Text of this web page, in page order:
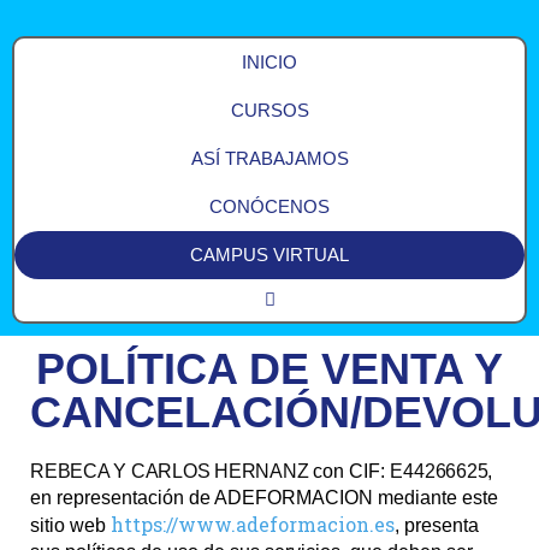
INICIO
CURSOS
ASÍ TRABAJAMOS
CONÓCENOS
CAMPUS VIRTUAL
POLÍTICA DE VENTA Y
CANCELACIÓN/
REBECA Y CARLOS HERNANZ con CIF: E44266625,
en representación de ADEFORMACION mediante este
sitio web https://www.adeformacion.es, presenta